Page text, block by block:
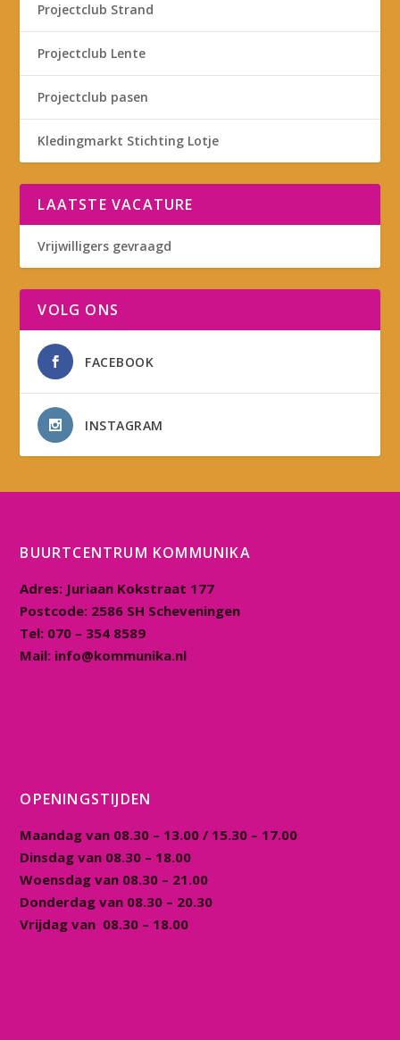
Projectclub Strand
Projectclub Lente
Projectclub pasen
Kledingmarkt Stichting Lotje
LAATSTE VACATURE
Vrijwilligers gevraagd
VOLG ONS
FACEBOOK
INSTAGRAM
BUURTCENTRUM KOMMUNIKA
Adres: Juriaan Kokstraat 177
Postcode: 2586 SH Scheveningen
Tel: 070 – 354 8589
Mail: info@kommunika.nl
OPENINGSTIJDEN
Maandag van 08.30 – 13.00 / 15.30 – 17.00
Dinsdag van 08.30 – 18.00
Woensdag van 08.30 – 21.00
Donderdag van 08.30 – 20.30
Vrijdag van 08.30 – 18.00